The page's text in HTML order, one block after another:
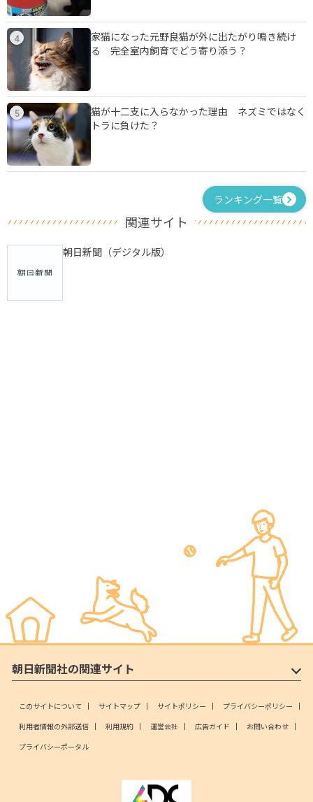
4
家猫になった元野良猫が外に出たがり鳴き続け
る 完全室内飼育でどう寄り添う？
5
猫が十二支に入らなかった理由 ネズミではなく
トラに負けた？
ランキング一覧
関連サイト
朝日新聞（デジタル版）
朝日新聞社の関連サイト
このサイトについて サイトマップ サイトポリシー
プライバシーポリシー
利用者情報の外部送信
利用規約 運営会社 広告ガイド
お問い合わせ
プライバシーポータル